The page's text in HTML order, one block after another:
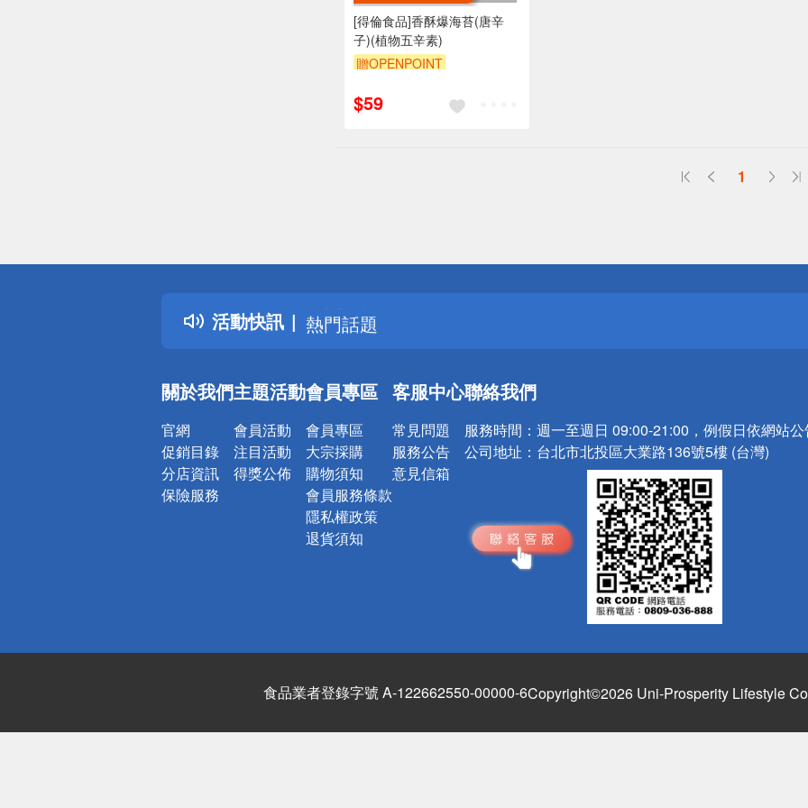
[得倫食品]香酥爆海苔(唐辛
子)(植物五辛素)
贈OPENPOINT
$59
1
活動快訊
詐騙網頁！請小心！
得獎公告
熱門話題
銀行優惠
詐騙網頁！請小心！
關於我們
官網
促銷目錄
分店資訊
保險服務
主題活動
會員活動
注目活動
得獎公佈
會員專區
會員專區
大宗採購
購物須知
會員服務條款
隱私權政策
退貨須知
客服中心
常見問題
服務公告
意見信箱
聯絡我們
服務時間： 週一至週日 09:00-21:00，例假日依網站
公司地址： 台北市北投區大業路136號5樓 (台灣)
食品業者登錄字號 A-122662550-00000-6Copyright©2026 Uni-Prosperity Lifestyle